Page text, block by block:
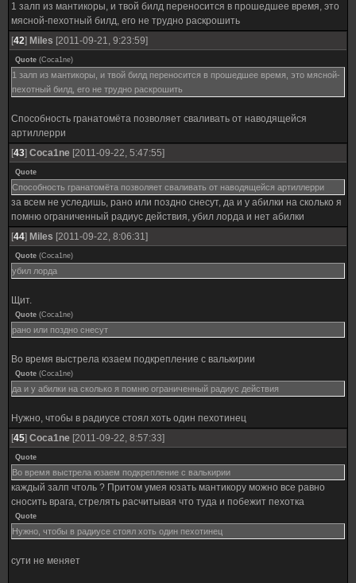
1 залп из мантикоры, и твой билд переносится в прошедшее время, это
мясной-пехотный билд, его не трудно раскрошить
[42] Miles [2011-09-21, 9:23:59]
Quote (Coca1ne)
1 залп из мантикоры, и твой билд переносится в прошедшее время, это мясной-
пехотный билд, его не трудно раскрошить
Способность гранатомёта позволяет сваливать от наводящейся
артиллерри
[43] Coca1ne [2011-09-22, 5:47:55]
Quote
Способность гранатомёта позволяет сваливать от наводящейся артиллерри
за всем не уследишь, рано или поздно снесут, да и у абилки на сколько я
помню ограниченный радиус действия, убил лорда и нет абилки
[44] Miles [2011-09-22, 8:06:31]
Quote (Coca1ne)
убил лорда
Щит.
Quote (Coca1ne)
рано или поздно снесут
Во время выстрела юзаем подкрепление с валькирии
Quote (Coca1ne)
да и у абилки на сколько я помню ограниченный радиус действия
Нужно, чтобы в радиусе стоял хоть один пехотинец
[45] Coca1ne [2011-09-22, 8:57:33]
Quote
Во время выстрела юзаем подкрепление с валькирии
каждый залп чтоль ? Притом умея юзать мантикору можно все равно
сносить врага, стрелять расчитывая что туда и побежит пехотка
Quote
Нужно, чтобы в радиусе стоял хоть один пехотинец
сути не меняет